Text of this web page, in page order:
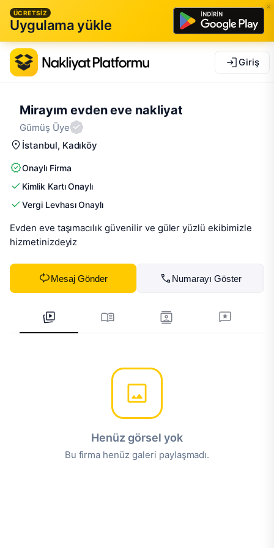
ÜCRETSİZ
Uygulama yükle
Giriş
Mirayım evden eve nakliyat
Gümüş Üye
İstanbul, Kadıköy
Onaylı Firma
Kimlik Kartı Onaylı
Vergi Levhası Onaylı
Evden eve taşımacılık güvenilir ve güler yüzlü ekibimizle
hizmetinizdeyiz
Mesaj Gönder Numarayı Göster
Henüz görsel yok
Bu firma henüz galeri paylaşmadı.